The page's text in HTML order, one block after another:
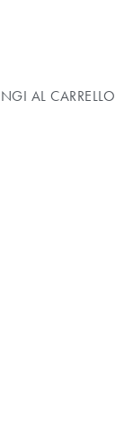
AL CARRELLO